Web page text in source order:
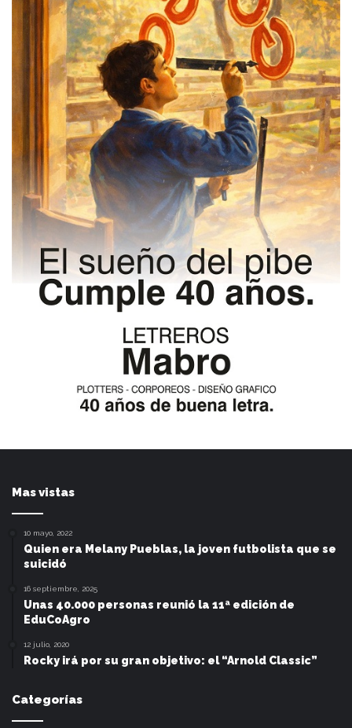
Mas vistas
10 mayo, 2022
Quien era Melany Pueblas, la joven futbolista que se
suicidó
16 septiembre, 2025
Unas 40.000 personas reunió la 11ª edición de
EduCoAgro
12 julio, 2020
Rocky irá por su gran objetivo: el “Arnold Classic”
Categorías